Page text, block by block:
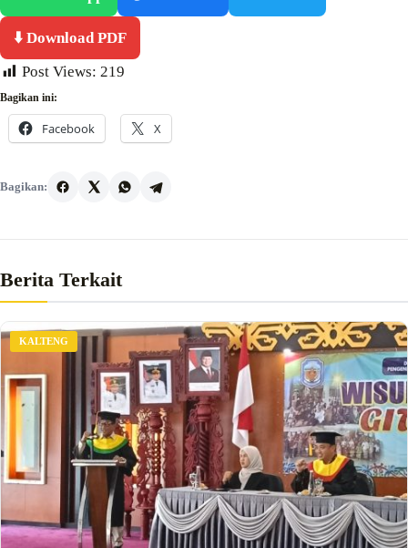
⬇️ Download PDF
Post Views: 219
Bagikan ini:
Facebook X
Bagikan:
Berita Terkait
KALTENG